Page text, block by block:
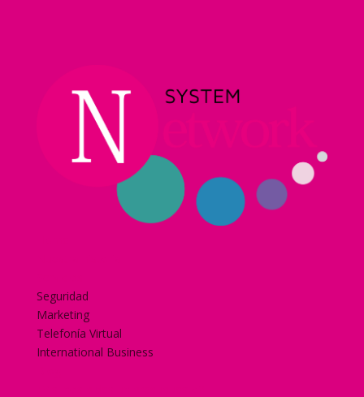
Seguridad
Marketing
Telefonía Virtual
International Business